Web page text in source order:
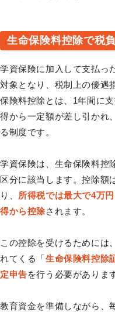
生命保険料控除で税
学資保険に加入して支払っ
対象となり、税制上の優遇
保険料控除とは、1年間に
得から一定額が差し引かれ
る制度です。
学資保険は、生命保険料控
区分に該当します。控除額
り、 所得税では最大で4万円
得から控除されます。
この控除を受けるためには
れてくる「生命保険料控除
定申告を行う必要がありま
教育資金を準備しながら、